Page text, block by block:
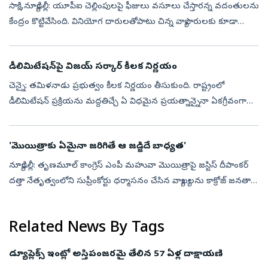
సాక్షి,న్యూఢిల్లీ: యూపీఐ చెల్లింపులపై ఫీజులు వసూలు చేస్తారన్న వదంతులను
కేంద్రం కొట్టివేసింది. వినియోగ దారులతోపాటు చిన్న వ్యాపారులకు కూడా
డీలిమిటేషన్‌పై విజయ్‌ సర్కార్‌ కీలక నిర్ణయం
చెన్నై: తమిళనాడు ప్రభుత్వం కీలక నిర్ణయం తీసుకుంది. రాష్ట్రంలో
డీలిమిటేషన్ ప్రక్రియను మద్దతిచ్చే ఏ విధమైన ప్రయత్నాన్నైనా ఏకగ్రీవంగా
'మొయిత్రాకు ఏమైనా జ‌రిగితే ఆ జ‌డ్జిదే బాధ్య‌త‌'
న్యూఢిల్లీ: తృణమూల్ కాంగ్రెస్ ఎంపీ మహువా మొయిత్రాపై జస్టిస్ దీపాంకర్
దత్తా నేతృత్వంలోని సుప్రీంకోర్టు ధర్మాసనం చేసిన వ్యాఖ్య‌ల‌ను కాక్రోజ్ జ‌న‌తా
Related News By Tags
డ్యూప్లెక్స్‌ ఇంట్లో అస్తిపంజరమై తేలిన 57 ఏళ్ల దాక్షాయణి